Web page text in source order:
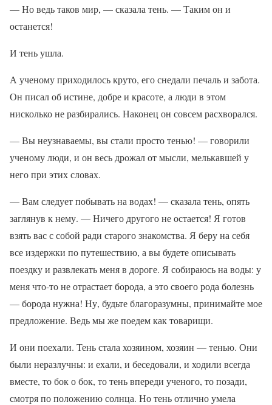
— Но ведь таков мир, — сказала тень. — Таким он и
останется!
И тень ушла.
А ученому приходилось круто, его снедали печаль и забота.
Он писал об истине, добре и красоте, а люди в этом
нисколько не разбирались. Наконец он совсем расхворался.
— Вы неузнаваемы, вы стали просто тенью! — говорили
ученому люди, и он весь дрожал от мысли, мелькавшей у
него при этих словах.
— Вам следует побывать на водах! — сказала тень, опять
заглянув к нему. — Ничего другого не остается! Я готов
взять вас с собой ради старого знакомства. Я беру на себя
все издержки по путешествию, а вы будете описывать
поездку и развлекать меня в дороге. Я собираюсь на воды: у
меня что-то не отрастает борода, а это своего рода болезнь
— борода нужна! Ну, будьте благоразумны, принимайте мое
предложение. Ведь мы же поедем как товарищи.
И они поехали. Тень стала хозяином, хозяин — тенью. Они
были неразлучны: и ехали, и беседовали, и ходили всегда
вместе, то бок о бок, то тень впереди ученого, то позади,
смотря по положению солнца. Но тень отлично умела